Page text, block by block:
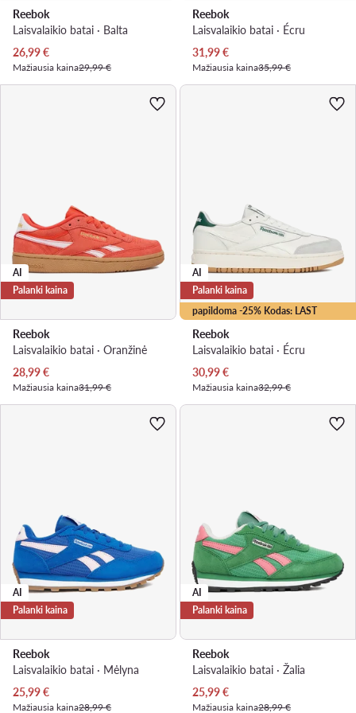
Reebok
Laisvalaikio batai · Balta
Dabartinė kaina
26,99€
Mažiausia kaina29,99 €
Reebok
Laisvalaikio batai · Écru
Dabartinė kaina
31,99€
Mažiausia kaina35,99 €
AI
Palanki kaina
Reebok
Laisvalaikio batai · Oranžinė
Dabartinė kaina
28,99€
Mažiausia kaina31,99 €
papildoma -25% Kodas: LAST
AI
Palanki kaina
Reebok
Laisvalaikio batai · Écru
Dabartinė kaina
30,99€
Mažiausia kaina32,99 €
AI
Palanki kaina
Reebok
Laisvalaikio batai · Mėlyna
Dabartinė kaina
25,99€
Mažiausia kaina28,99 €
AI
Palanki kaina
Reebok
Laisvalaikio batai · Žalia
Dabartinė kaina
25,99€
Mažiausia kaina28,99 €